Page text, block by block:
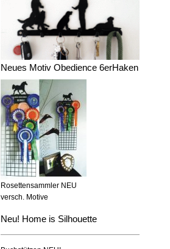
Neues Motiv Obedience 6erHaken
Rosettensammler NEU
versch. Motive
Neu! Home is Silhouette